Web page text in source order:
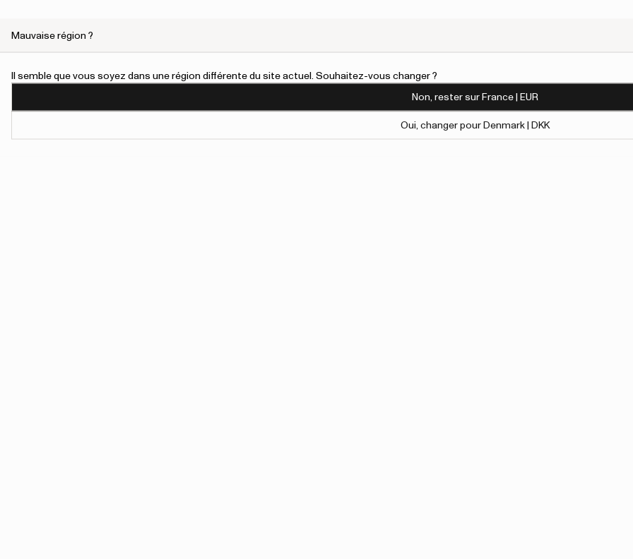
Mauvaise région ?
Il semble que vous soyez dans une région différente du site actuel. Souhaitez-vous changer ?
Non, rester sur France | EUR
Oui, changer pour Denmark | DKK